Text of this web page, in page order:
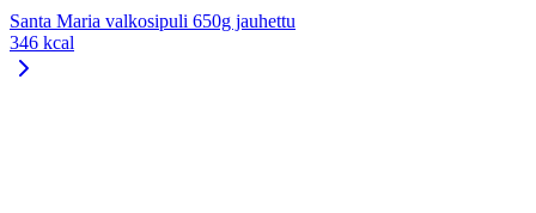
Santa Maria valkosipuli 650g jauhettu
346 kcal